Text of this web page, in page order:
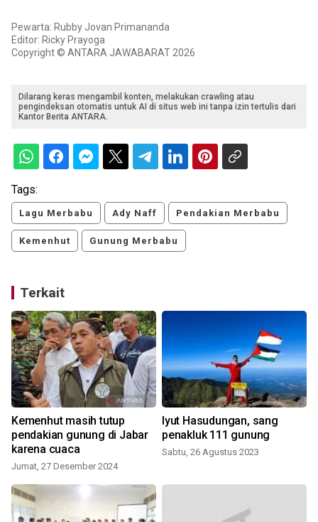
Pewarta: Rubby Jovan Primananda
Editor: Ricky Prayoga
Copyright © ANTARA JAWABARAT 2026
Dilarang keras mengambil konten, melakukan crawling atau
pengindeksan otomatis untuk AI di situs web ini tanpa izin tertulis dari
Kantor Berita ANTARA.
Tags:
Lagu Merbabu Ady Naff Pendakian Merbabu
Kemenhut Gunung Merbabu
Terkait
Kemenhut masih tutup
pendakian gunung di Jabar
karena cuaca
Jumat, 27 Desember 2024
Iyut Hasudungan, sang
penakluk 111 gunung
Sabtu, 26 Agustus 2023